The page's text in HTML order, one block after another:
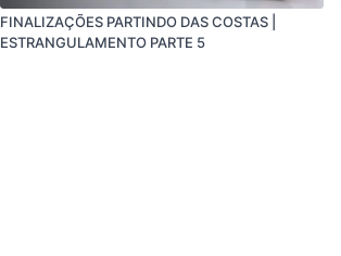
FINALIZAÇÕES PARTINDO DAS COSTAS |
ESTRANGULAMENTO PARTE 5